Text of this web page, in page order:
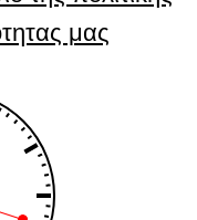
μας